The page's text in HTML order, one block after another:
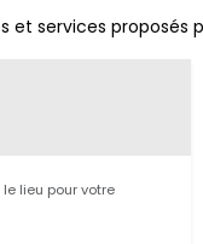
et services proposés
lieu pour votre